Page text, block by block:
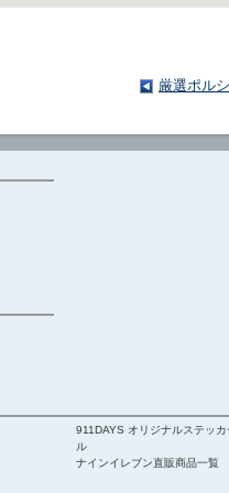
厳選ポル
911DAYS オリジナルステッ
ル
ナインイレブン直販商品一覧